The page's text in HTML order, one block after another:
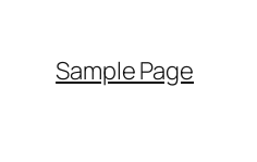
Sample Page